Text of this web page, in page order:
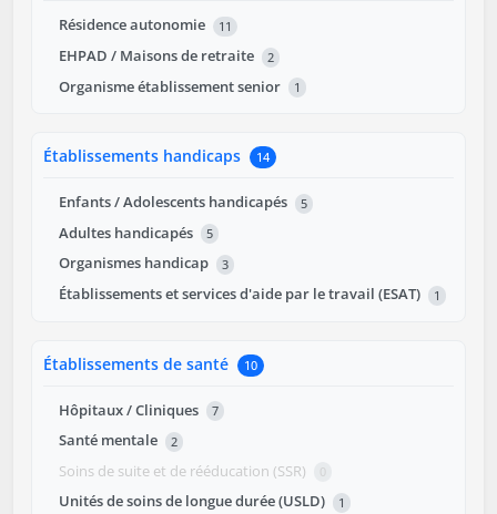
Résidence autonomie 11
EHPAD / Maisons de retraite 2
Organisme établissement senior 1
Établissements handicaps 14
Enfants / Adolescents handicapés 5
Adultes handicapés 5
Organismes handicap 3
Établissements et services d'aide par le travail (ESAT) 1
Établissements de santé 10
Hôpitaux / Cliniques 7
Santé mentale 2
Soins de suite et de rééducation (SSR) 0
Unités de soins de longue durée (USLD) 1